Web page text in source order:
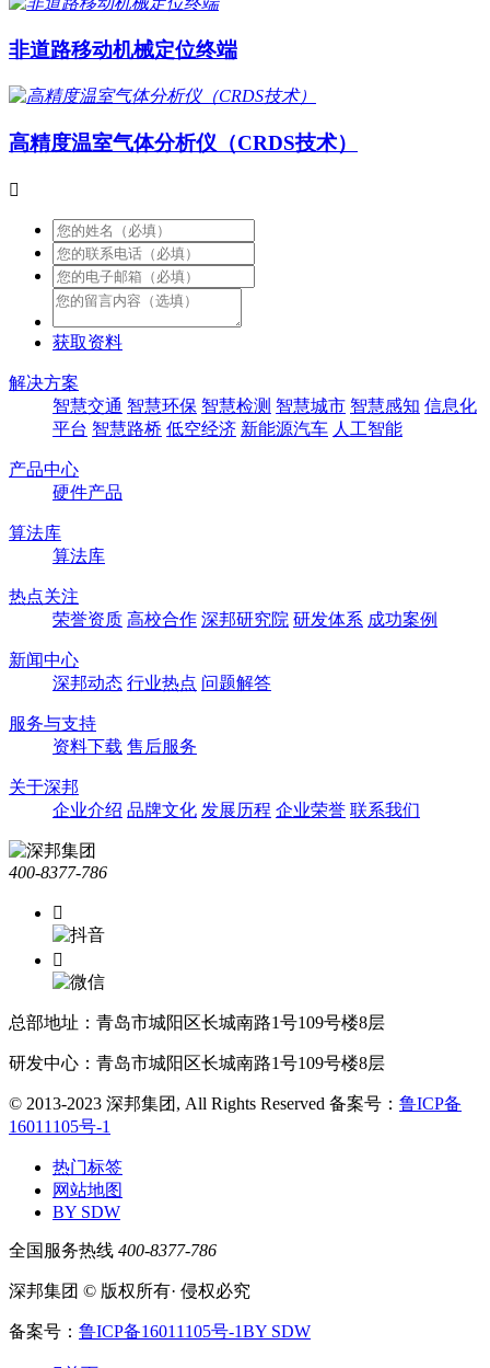
非道路移动机械定位终端
高精度温室气体分析仪（CRDS技术）

获取资料
解决方案
智慧交通 智慧环保 智慧检测 智慧城市 智慧感知 信息化
平台 智慧路桥 低空经济 新能源汽车 人工智能
产品中心
硬件产品
算法库
算法库
热点关注
荣誉资质 高校合作 深邦研究院 研发体系 成功案例
新闻中心
深邦动态 行业热点 问题解答
服务与支持
资料下载 售后服务
关于深邦
企业介绍 品牌文化 发展历程 企业荣誉 联系我们
400-8377-786


总部地址：青岛市城阳区长城南路1号109号楼8层
研发中心：青岛市城阳区长城南路1号109号楼8层
© 2013-2023 深邦集团, All Rights Reserved 备案号： 鲁ICP备
16011105号-1
热门标签
网站地图
BY SDW
全国服务热线 400-8377-786
深邦集团 © 版权所有· 侵权必究
备案号： 鲁ICP备16011105号-1BY SDW